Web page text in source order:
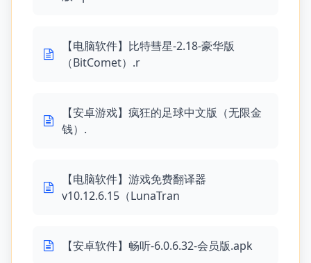
【电脑软件】比特彗星-2.18-豪华版
（BitComet）.r
【安卓游戏】疯狂的足球中文版（无限金
钱）.
【电脑软件】游戏免费翻译器
v10.12.6.15（LunaTran
【安卓软件】畅听-6.0.6.32-会员版.apk